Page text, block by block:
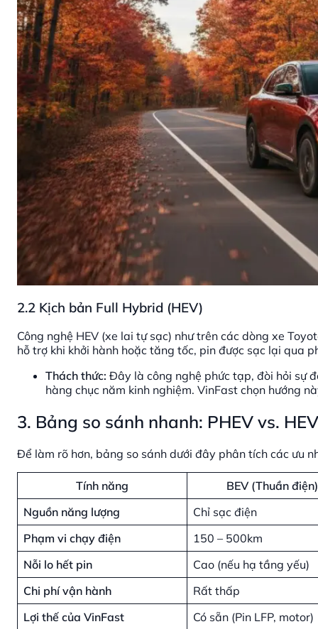
2.2 Kịch bản Full Hybrid (HEV)
Công nghệ HEV (xe lai tự sạc) như trên các dòng xe
hỗ trợ khi khởi hành hoặc tăng tốc, pin được sạc lại qua
Thách thức: Đây là công nghệ phức tạp, đòi hỏi sự
hàng chục năm kinh nghiệm. VinFast chọn hướng
3. Bảng so sánh nhanh: PHEV vs.
Để làm rõ hơn, bảng so sánh dưới đây phân tích các ưu
Tính năng
BEV (Thuần điện)
Nguồn năng lượng
Chỉ sạc điện
Phạm vi chạy điện
150 – 500km
Nỗi lo hết pin
Cao (nếu hạ tầng yếu)
Chi phí vận hành
Rất thấp
Lợi thế của VinFast
Có sẵn (Pin LFP, motor)